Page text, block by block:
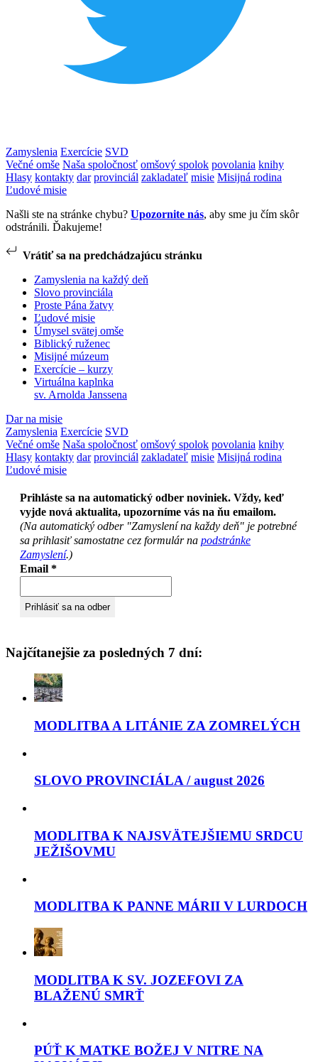
Zamyslenia Exercície SVD
Večné omše Naša spoločnosť omšový spolok povolania knihy
Hlasy kontakty dar provinciál zakladateľ misie Misijná rodina
Ľudové misie
Našli ste na stránke chybu? Upozornite nás, aby sme ju čím skôr
odstránili. Ďakujeme!
Vrátiť sa na predchádzajúcu stránku
Zamyslenia na každý deň
Slovo provinciála
Proste Pána žatvy
Ľudové misie
Úmysel svätej omše
Biblický ruženec
Misijné múzeum
Exercície – kurzy
Virtuálna kaplnka
sv. Arnolda Janssena
Dar na misie
Zamyslenia Exercície SVD
Večné omše Naša spoločnosť omšový spolok povolania knihy
Hlasy kontakty dar provinciál zakladateľ misie Misijná rodina
Ľudové misie
Prihláste sa na automatický odber noviniek. Vždy, keď
vyjde nová aktualita, upozorníme vás na ňu emailom.
(Na automatický odber "Zamyslení na každy deň" je potrebné
sa prihlasiť samostatne cez formulár na podstránke
Zamyslení.)
Email *
Najčítanejšie za posledných 7 dní:
MODLITBA A LITÁNIE ZA ZOMRELÝCH
SLOVO PROVINCIÁLA / august 2026
MODLITBA K NAJSVÄTEJŠIEMU SRDCU
JEŽIŠOVMU
MODLITBA K PANNE MÁRII V LURDOCH
MODLITBA K SV. JOZEFOVI ZA
BLAŽENÚ SMRŤ
PÚŤ K MATKE BOŽEJ V NITRE NA